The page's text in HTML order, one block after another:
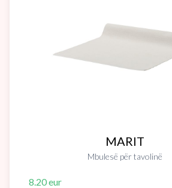
MARIT
Mbulesë për tavolinë
8.20 eur